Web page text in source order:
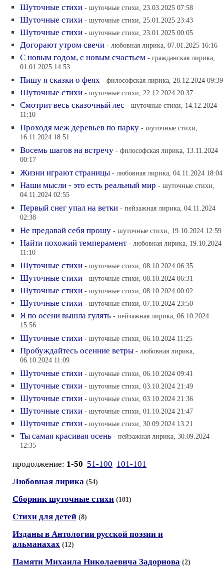
Шуточные стихи - шуточные стихи, 23.03.2025 07:58
Шуточные стихи - шуточные стихи, 25.01.2025 23:43
Шуточные стихи - шуточные стихи, 23.01.2025 00:05
Догорают утром свечи - любовная лирика, 07.01.2025 16:16
С новым годом, с новым счастьем - гражданская лирика,
01.01.2025 14:53
Пишу я сказки о феях - философская лирика, 28.12.2024 09:39
Шуточные стихи - шуточные стихи, 22.12.2024 20:37
Смотрит весь сказочный лес - шуточные стихи, 14.12.2024
11:10
Проходя меж деревьев по парку - шуточные стихи,
16.11.2024 18:51
Восемь шагов на встречу - философская лирика, 13.11.2024
00:17
Жизни играют страницы - любовная лирика, 04.11.2024 18:04
Наши мысли - это есть реальный мир - шуточные стихи,
04.11.2024 02:55
Первый снег упал на ветки - пейзажная лирика, 04.11.2024
02:38
Не предавай себя прошу - шуточные стихи, 19.10.2024 12:59
Найти похожий темперамент - любовная лирика, 19.10.2024
11:10
Шуточные стихи - шуточные стихи, 08.10.2024 06:35
Шуточные стихи - шуточные стихи, 08.10.2024 06:31
Шуточные стихи - шуточные стихи, 08.10.2024 00:02
Шуточные стихи - шуточные стихи, 07.10.2024 23:50
Я по осени вышла гулять - пейзажная лирика, 06.10.2024
15:56
Шуточные стихи - шуточные стихи, 06.10.2024 11:25
Пробуждайтесь осенние ветры - любовная лирика,
06.10.2024 11:09
Шуточные стихи - шуточные стихи, 06.10.2024 09:41
Шуточные стихи - шуточные стихи, 03.10.2024 21:49
Шуточные стихи - шуточные стихи, 03.10.2024 21:36
Шуточные стихи - шуточные стихи, 01.10.2024 21:47
Шуточные стихи - шуточные стихи, 30.09.2024 13:21
Ты самая красивая осень - пейзажная лирика, 30.09.2024
12:35
продолжение: 1-50 51-100 101-101
Любовная лирика (54)
Сборник шуточные стихи (101)
Стихи для детей (8)
Изданы в Антологии русской поэзии и
альманахах (12)
Памяти Михаила Николаевича Задорнова (2)